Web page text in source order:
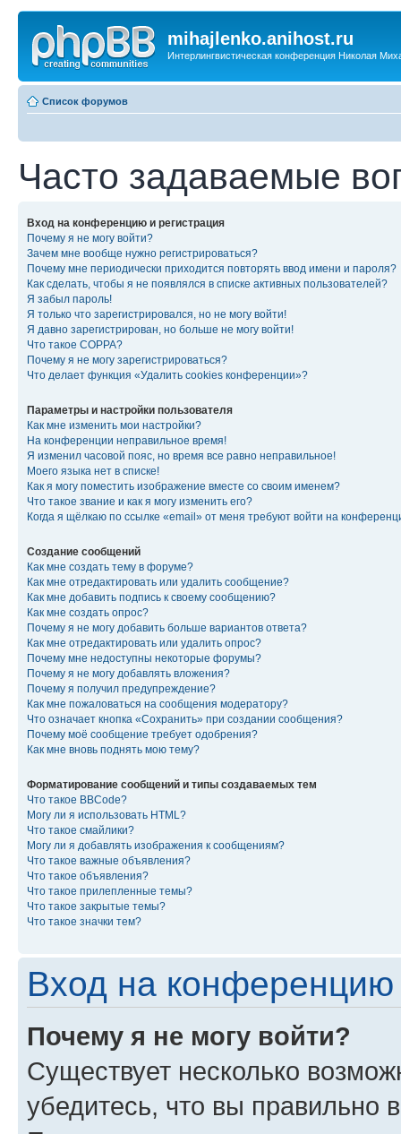
mihajlenko.anihost.ru
Интерлингвистическая конференция Николая
Список форумов
Часто задаваемые
Вход на конференцию и регистрация
Почему я не могу войти?
Зачем мне вообще нужно регистрироваться?
Почему мне периодически приходится повторять ввод имени и пароля?
Как сделать, чтобы я не появлялся в списке активных пользователей?
Я забыл пароль!
Я только что зарегистрировался, но не могу войти!
Я давно зарегистрирован, но больше не могу войти!
Что такое COPPA?
Почему я не могу зарегистрироваться?
Что делает функция «Удалить cookies конференции»?
Параметры и настройки пользователя
Как мне изменить мои настройки?
На конференции неправильное время!
Я изменил часовой пояс, но время все равно неправильное!
Моего языка нет в списке!
Как я могу поместить изображение вместе со своим именем?
Что такое звание и как я могу изменить его?
Когда я щёлкаю по ссылке «email» от меня требуют войти на
Создание сообщений
Как мне создать тему в форуме?
Как мне отредактировать или удалить сообщение?
Как мне добавить подпись к своему сообщению?
Как мне создать опрос?
Почему я не могу добавить больше вариантов ответа?
Как мне отредактировать или удалить опрос?
Почему мне недоступны некоторые форумы?
Почему я не могу добавлять вложения?
Почему я получил предупреждение?
Как мне пожаловаться на сообщения модератору?
Что означает кнопка «Сохранить» при создании сообщения?
Почему моё сообщение требует одобрения?
Как мне вновь поднять мою тему?
Форматирование сообщений и типы создаваемых тем
Что такое BBCode?
Могу ли я использовать HTML?
Что такое смайлики?
Могу ли я добавлять изображения к сообщениям?
Что такое важные объявления?
Что такое объявления?
Что такое прилепленные темы?
Что такое закрытые темы?
Что такое значки тем?
Вход на конференцию
Почему я не могу войти?
Существует несколько
убедитесь, что вы правильно